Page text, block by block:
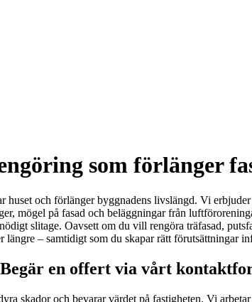
som förlänger
huset och förlänger byggnadens livslängd. Vi
mögel på fasad och beläggningar från
slitage. Oavsett om du vill rengöra träfasad,
längre – samtidigt som du skapar rätt förutsättningar
en offert via vårt
skador och bevarar värdet på fastigheten. Vi